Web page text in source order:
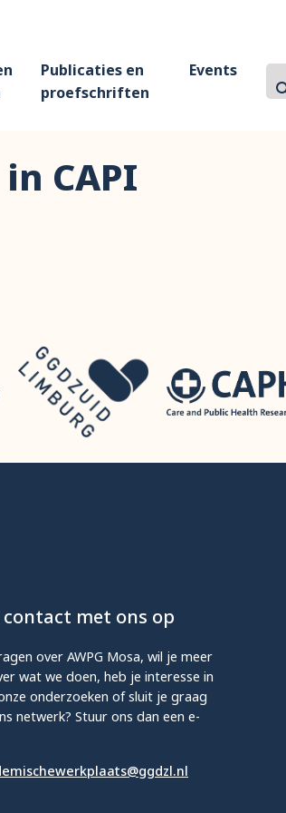
Publicaties en
proefschriften
Events
CAPI
contact met ons op
over AWPG Mosa, wil je meer
wat we doen, heb je interesse in
onderzoeken of sluit je graag
netwerk? Stuur ons dan een e-